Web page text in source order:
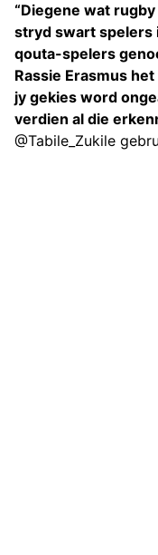
“Diegene wat
stryd swart spelers
qouta-spelers
Rassie Erasmus
jy gekies word
verdien al die
@Tabile_Zukile